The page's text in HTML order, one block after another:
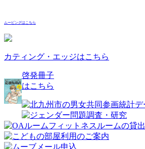
ムービングはこちら
カティング・エッジはこちら
啓発冊子
はこちら